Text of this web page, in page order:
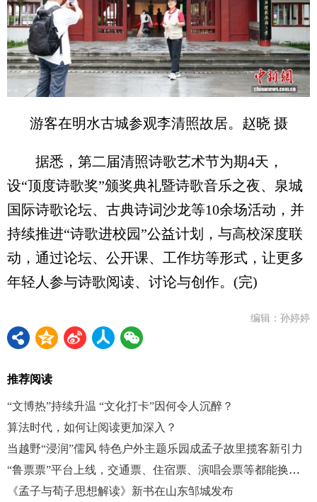
游客在明水古城参观李清照故居。赵晓 摄
据悉，第二届清照诗歌艺术节为期4天，
设“顶度诗歌奖”颁奖典礼暨诗歌音乐之夜、泉城
国际诗歌论坛、古典诗词沙龙等10余场活动，并
持续推进“诗歌进校园”公益计划，与高校深度联
动，通过论坛、公开课、工作坊等形式，让更多
年轻人参与诗歌阅读、讨论与创作。(完)
编辑：孙婷婷
推荐阅读
“文博热”持续升温 “文化打卡”因何令人沉醉？
算法时代，如何让阅读更加深入？
当越野“浸润”儒风 特色户外主题乐园成孟子故里揽客新引力
“鲁票票”平台上线，交通票、住宿票、演唱会票等都能换优惠
《孟子与荀子思想解读》新书在山东邹城发布